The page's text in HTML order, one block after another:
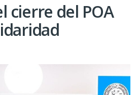
cierre del POA